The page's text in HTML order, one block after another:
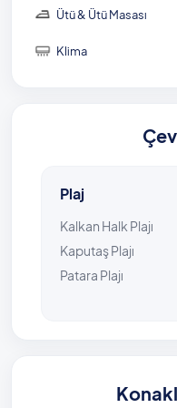
Ütü & Ütü Masası
Klima
Plaj
Kalkan Halk Plajı
Kaputaş Plajı
Patara Plajı